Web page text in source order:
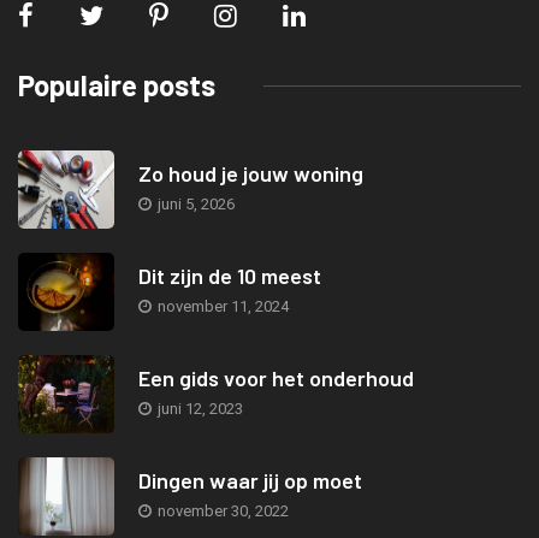
Populaire posts
Zo houd je jouw woning
juni 5, 2026
Dit zijn de 10 meest
november 11, 2024
Een gids voor het onderhoud
juni 12, 2023
Dingen waar jij op moet
november 30, 2022